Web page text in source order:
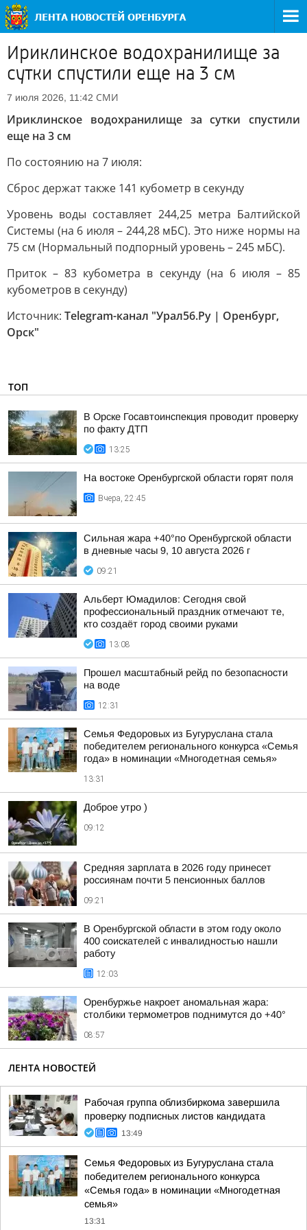
Ириклинское водохранилище за
сутки спустили еще на 3 см
7 июля 2026, 11:42 СМИ
Ириклинское водохранилище за сутки спустили
еще на 3 см
По состоянию на 7 июля:
Сброс держат также 141 кубометр в секунду
Уровень воды составляет 244,25 метра Балтийской
Системы (на 6 июля – 244,28 мБС). Это ниже нормы на
75 см (Нормальный подпорный уровень – 245 мБС).
Приток – 83 кубометра в секунду (на 6 июля – 85
кубометров в секунду)
Источник: Telegram-канал "Урал56.Ру | Оренбург,
Орск"
ТОП
В Орске Госавтоинспекция проводит проверку
по факту ДТП
13:25
На востоке Оренбургской области горят поля
Вчера, 22:45
Сильная жара +40°по Оренбургской области
в дневные часы 9, 10 августа 2026 г
09:21
Альберт Юмадилов: Сегодня свой
профессиональный праздник отмечают те,
кто создаёт город своими руками
13:08
Прошел масштабный рейд по безопасности
на воде
12:31
Семья Федоровых из Бугуруслана стала
победителем регионального конкурса «Семья
года» в номинации «Многодетная семья»
13:31
Доброе утро )
09:12
Средняя зарплата в 2026 году принесет
россиянам почти 5 пенсионных баллов
09:21
В Оренбургской области в этом году около
400 соискателей с инвалидностью нашли
работу
12:03
Оренбуржье накроет аномальная жара:
столбики термометров поднимутся до +40°
08:57
ЛЕНТА НОВОСТЕЙ
Рабочая группа облизбиркома завершила
проверку подписных листов кандидата
13:49
Семья Федоровых из Бугуруслана стала
победителем регионального конкурса
«Семья года» в номинации «Многодетная
семья»
13:31